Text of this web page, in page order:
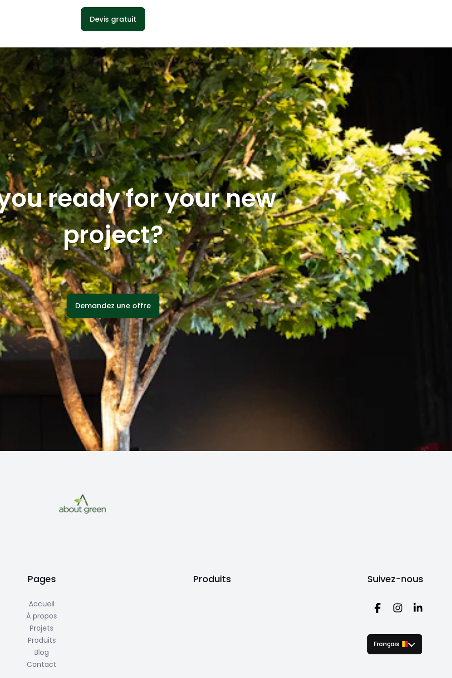
Devis gratuit
ready for your new
project?
Demandez une offre
Pages
Accueil
À propos
Projets
Produits
Blog
Contact
Produits Suivez-nous
Français